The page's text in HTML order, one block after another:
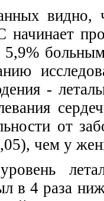
-
от
чем у
уровень
в 4 раза